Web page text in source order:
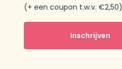
(+ een coupon t.w.v. €2,50)
Inschrijven